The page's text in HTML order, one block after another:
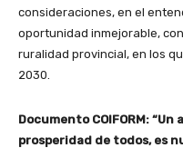
consideraciones, en el
oportunidad inmejorable,
ruralidad provincial, en los
2030.
Documento COIFORM:
prosperidad de todos, es